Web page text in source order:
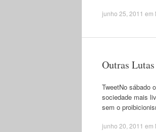
junho 25, 2011 em
Outras
TweetNo sábado
sociedade mais
sem o
junho 20, 2011 em